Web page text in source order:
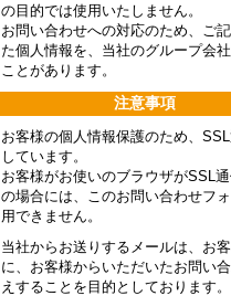
の目的では使用いたしません。
お問い合わせへの対応のため、ご
た個人情報を、当社のグループ会
ことがあります。
注意事項
お客様の個人情報保護のため、
しています。
お客様がお使いのブラウザがSSL
の場合には、このお問い合わせフ
用できません。
当社からお送りするメールは、お
に、お客様からいただいたお問い
えすることを目的としております。